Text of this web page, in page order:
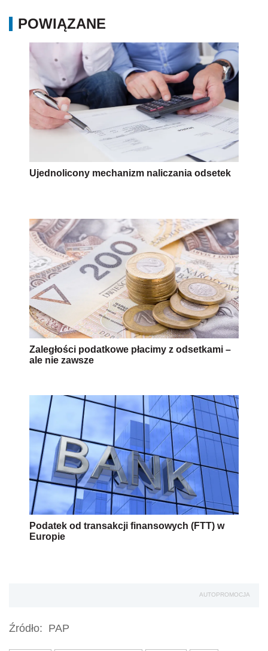
POWIĄZANE
Ujednolicony mechanizm naliczania odsetek
Zaległości podatkowe płacimy z odsetkami –
ale nie zawsze
Podatek od transakcji finansowych (FTT) w
Europie
AUTOPROMOCJA
Źródło: PAP